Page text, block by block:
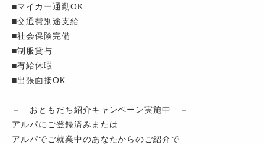
■マイカー通勤OK
■交通費別途支給
■社会保険完備
■制服貸与
■有給休暇
■出張面接OK
－ おともだち紹介キャンペーン実施中 －
アルパにご登録済みまたは
アルパでご就業中のあなたからのご紹介で